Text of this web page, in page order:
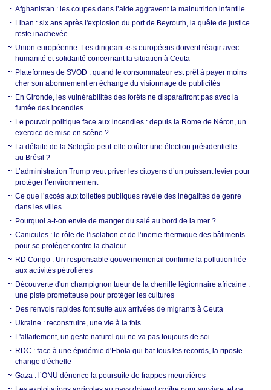
Afghanistan : les coupes dans l’aide aggravent la malnutrition infantile
Liban : six ans après l'explosion du port de Beyrouth, la quête de justice
reste inachevée
Union européenne. Les dirigeant·e·s européens doivent réagir avec
humanité et solidarité concernant la situation à Ceuta
Plateformes de SVOD : quand le consommateur est prêt à payer moins
cher son abonnement en échange du visionnage de publicités
En Gironde, les vulnérabilités des forêts ne disparaîtront pas avec la
fumée des incendies
Le pouvoir politique face aux incendies : depuis la Rome de Néron, un
exercice de mise en scène ?
La défaite de la Seleção peut-elle coûter une élection présidentielle
au Brésil ?
L’administration Trump veut priver les citoyens d’un puissant levier pour
protéger l’environnement
Ce que l’accès aux toilettes publiques révèle des inégalités de genre
dans les villes
Pourquoi a-t-on envie de manger du salé au bord de la mer ?
Canicules : le rôle de l’isolation et de l’inertie thermique des bâtiments
pour se protéger contre la chaleur
RD Congo : Un responsable gouvernemental confirme la pollution liée
aux activités pétrolières
Découverte d'un champignon tueur de la chenille légionnaire africaine :
une piste prometteuse pour protéger les cultures
Des renvois rapides font suite aux arrivées de migrants à Ceuta
Ukraine : reconstruire, une vie à la fois
L'allaitement, un geste naturel qui ne va pas toujours de soi
RDC : face à une épidémie d'Ebola qui bat tous les records, la riposte
change d'échelle
Gaza : l’ONU dénonce la poursuite de frappes meurtrières